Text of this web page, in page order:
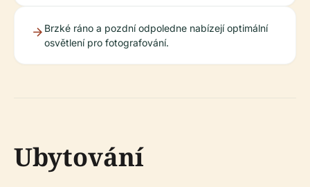
Brzké ráno a pozdní odpoledne nabízejí optimální
osvětlení pro fotografování.
Ubytování